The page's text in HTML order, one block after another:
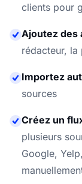
clients pour
Ajoutez des
rédacteur, la
Importez
sources
Créez un
plusieurs
Google,